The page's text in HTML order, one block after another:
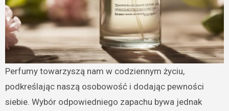
Perfumy towarzyszą nam w codziennym życiu,
podkreślając naszą osobowość i dodając pewności
siebie. Wybór odpowiedniego zapachu bywa jednak